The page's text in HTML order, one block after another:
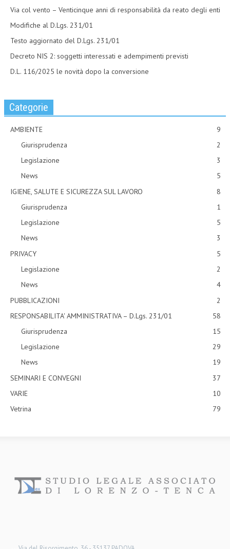
Via col vento – Venticinque anni di responsabilità da reato degli enti
Modifiche al D.Lgs. 231/01
Testo aggiornato del D.Lgs. 231/01
Decreto NIS 2: soggetti interessati e adempimenti previsti
D.L. 116/2025 le novità dopo la conversione
Categorie
AMBIENTE
9
Giurisprudenza
2
Legislazione
3
News
5
IGIENE, SALUTE E SICUREZZA SUL LAVORO
8
Giurisprudenza
1
Legislazione
5
News
3
PRIVACY
5
Legislazione
2
News
4
PUBBLICAZIONI
2
RESPONSABILITA' AMMINISTRATIVA – D.Lgs. 231/01
58
Giurisprudenza
15
Legislazione
29
News
19
SEMINARI E CONVEGNI
37
VARIE
10
Vetrina
79